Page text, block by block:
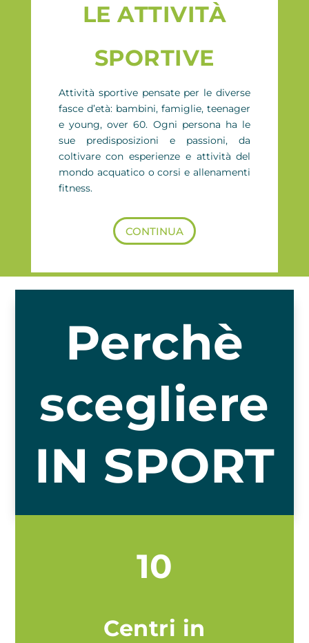
LE ATTIVITÀ
SPORTIVE
Attività sportive pensate per le diverse
fasce d’età: bambini, famiglie, teenager
e young, over 60. Ogni persona ha le
sue predisposizioni e passioni, da
coltivare con esperienze e attività del
mondo acquatico o corsi e allenamenti
fitness.
CONTINUA
Perchè
scegliere
IN SPORT
10
Centri in